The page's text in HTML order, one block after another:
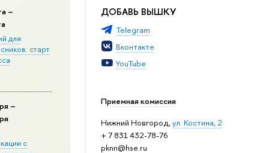
ДОБАВЬ ВЫШКУ
Telegram
Вконтакте
YouTube
Приемная комиссия
Нижний Новгород,ул. Костина, 2
+ 7 831 432-78-76
pknn@hse.ru
–
для
старт
–
с